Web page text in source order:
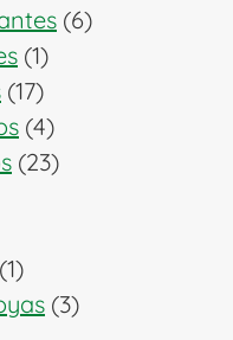
66
11
producto
1717
productos
44
productos
2323
11
producto
33